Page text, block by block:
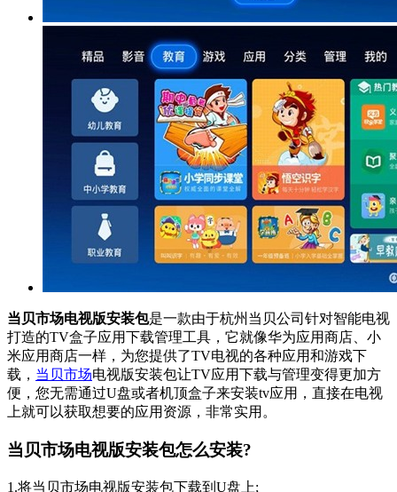
当贝市场电视版安装包是一款由于杭州当贝公司针对智能电视
打造的TV盒子应用下载管理工具，它就像华为应用商店、小
米应用商店一样，为您提供了TV电视的各种应用和游戏下
载， 当贝市场电视版安装包让TV应用下载与管理变得更加方
便，您无需通过U盘或者机顶盒子来安装tv应用，直接在电视
上就可以获取想要的应用资源，非常实用。
当贝市场电视版安装包怎么安装?
1.将当贝市场电视版安装包下载到U盘上;